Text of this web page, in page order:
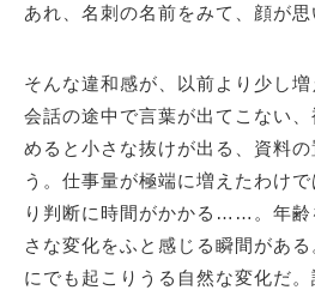
あれ、名刺の名前をみて、顔が
そんな違和感が、以前より少し増
会話の途中で言葉が出てこない
めると小さな抜けが出る、資料
う。仕事量が極端に増えたわけ
り判断に時間がかかる……。年齢
さな変化をふと感じる瞬間があ
にでも起こりうる自然な変化だ